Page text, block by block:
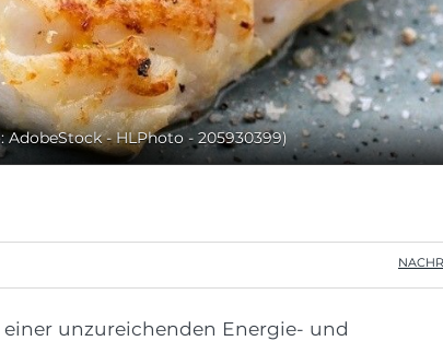
- HLPhoto - 205930399)
unzureichenden Energie- und